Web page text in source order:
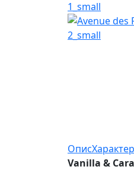
Опис
Vanilla &